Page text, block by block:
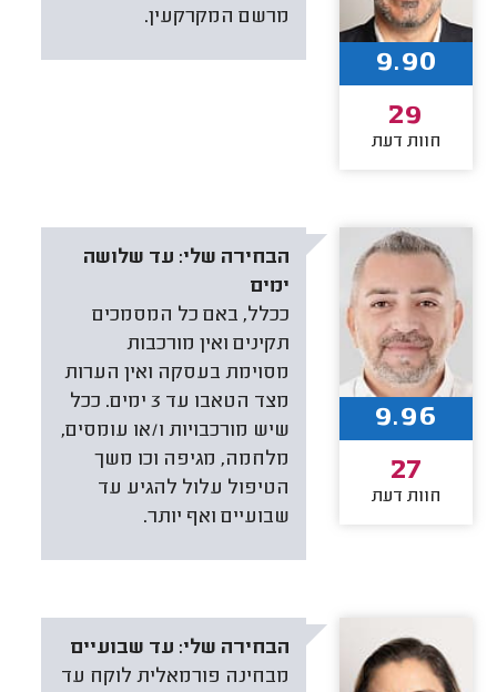
מרשם המקרקעין.
9.90
29
חוות דעת
הבחירה שלי: עד שלושה
ימים
ככלל, באם כל המסמכים
תקינים ואין מורכבות
מסוימת בעסקה ואין הערות
מצד הטאבו עד 3 ימים. ככל
שיש מורכבויות ו/או עומסים,
מלחמה, מגיפה וכו משך
הטיפול עלול להגיע עד
שבועיים ואף יותר.
9.96
27
חוות דעת
הבחירה שלי: עד שבועיים
מבחינה פורמאלית לוקח עד